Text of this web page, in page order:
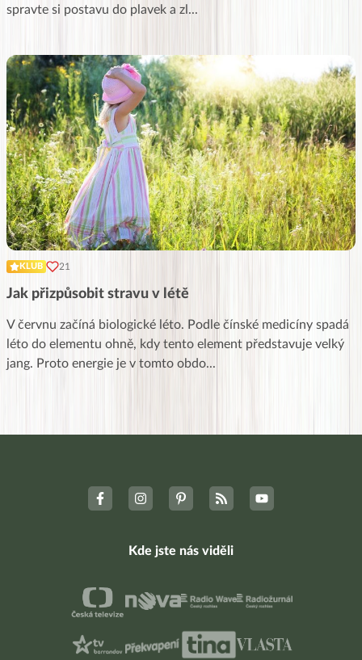
spravte si postavu do plavek a zl ...
KLUB 21
Jak přizpůsobit stravu v létě
V červnu začíná biologické léto. Podle čínské medicíny spadá
léto do elementu ohně, kdy tento element představuje velký
jang. Proto energie je v tomto obdo...
Kde jste nás viděli